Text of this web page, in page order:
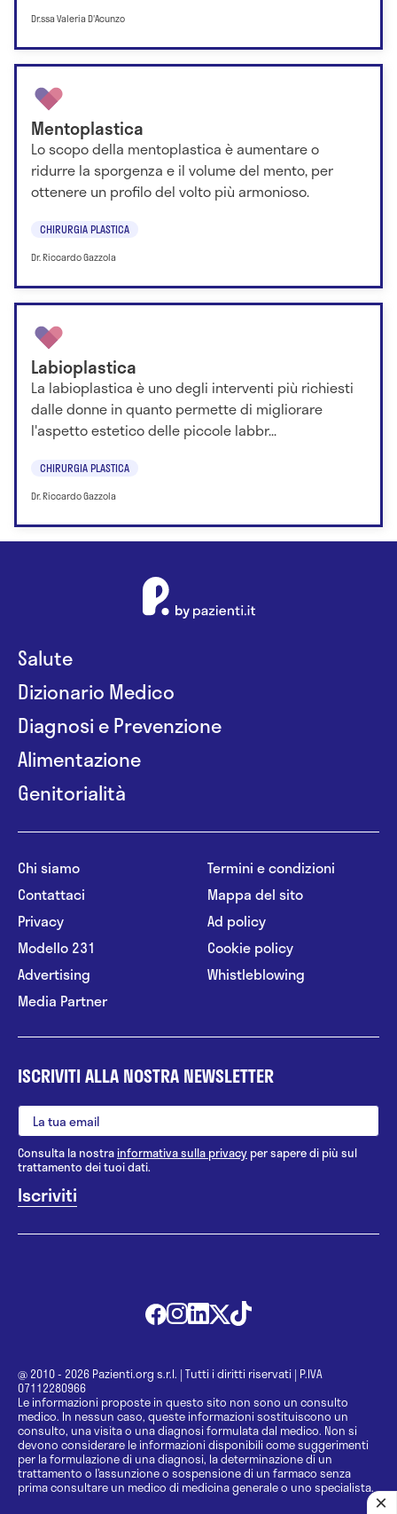
Dr.ssa Valeria D'Acunzo
Mentoplastica
Lo scopo della mentoplastica è aumentare o
ridurre la sporgenza e il volume del mento, per
ottenere un profilo del volto più armonioso.
CHIRURGIA PLASTICA
Dr. Riccardo Gazzola
Labioplastica
La labioplastica è uno degli interventi più richiesti
dalle donne in quanto permette di migliorare
l'aspetto estetico delle piccole labbr...
CHIRURGIA PLASTICA
Dr. Riccardo Gazzola
Salute
Dizionario Medico
Diagnosi e Prevenzione
Alimentazione
Genitorialità
Chi siamo
Contattaci
Privacy
Modello 231
Advertising
Media Partner
Termini e condizioni
Mappa del sito
Ad policy
Cookie policy
Whistleblowing
ISCRIVITI ALLA NOSTRA NEWSLETTER
Consulta la nostrainformativa sulla privacy per sapere di più sul
trattamento dei tuoi dati.
@ 2010 - 2026 Pazienti.org s.r.l. | Tutti i diritti riservati | P.IVA
07112280966
Le informazioni proposte in questo sito non sono un consulto
medico. In nessun caso, queste informazioni sostituiscono un
consulto, una visita o una diagnosi formulata dal medico. Non si
devono considerare le informazioni disponibili come suggerimenti
per la formulazione di una diagnosi, la determinazione di un
trattamento o l’assunzione o sospensione di un farmaco senza
prima consultare un medico di medicina generale o uno specialista.